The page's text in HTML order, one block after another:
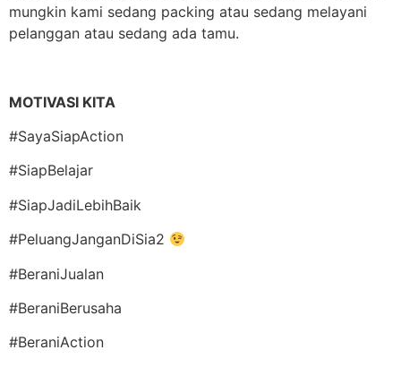
mungkin kami sedang packing atau sedang melayani
pelanggan atau sedang ada tamu.
MOTIVASI KITA
#SayaSiapAction
#SiapBelajar
#SiapJadiLebihBaik
#PeluangJanganDiSia2
#BeraniJualan
#BeraniBerusaha
#BeraniAction